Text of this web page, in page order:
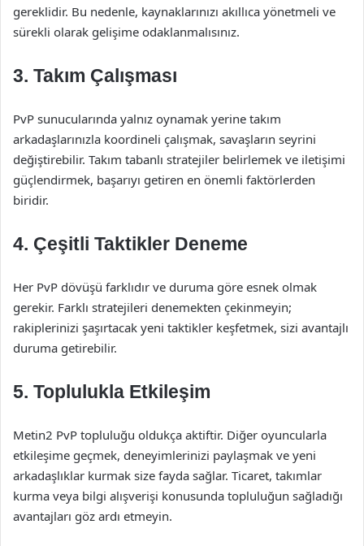
gereklidir. Bu nedenle, kaynaklarınızı akıllıca yönetmeli ve
sürekli olarak gelişime odaklanmalısınız.
3. Takım Çalışması
PvP sunucularında yalnız oynamak yerine takım
arkadaşlarınızla koordineli çalışmak, savaşların seyrini
değiştirebilir. Takım tabanlı stratejiler belirlemek ve iletişimi
güçlendirmek, başarıyı getiren en önemli faktörlerden
biridir.
4. Çeşitli Taktikler Deneme
Her PvP dövüşü farklıdır ve duruma göre esnek olmak
gerekir. Farklı stratejileri denemekten çekinmeyin;
rakiplerinizi şaşırtacak yeni taktikler keşfetmek, sizi avantajlı
duruma getirebilir.
5. Toplulukla Etkileşim
Metin2 PvP topluluğu oldukça aktiftir. Diğer oyuncularla
etkileşime geçmek, deneyimlerinizi paylaşmak ve yeni
arkadaşlıklar kurmak size fayda sağlar. Ticaret, takımlar
kurma veya bilgi alışverişi konusunda topluluğun sağladığı
avantajları göz ardı etmeyin.